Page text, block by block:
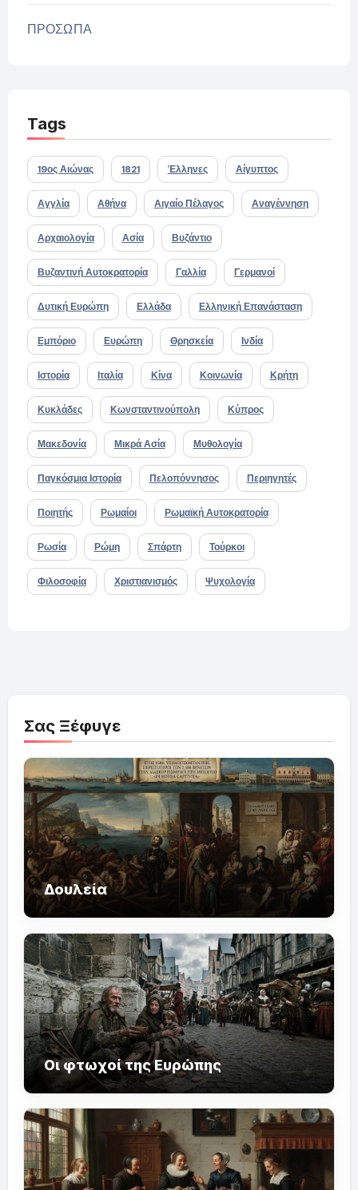
ΠΡΟΣΩΠΑ
Tags
19ος Αιώνας 1821 Έλληνες Αίγυπτος
Αγγλία Αθήνα Αιγαίο Πέλαγος Αναγέννηση
Αρχαιολογία Ασία Βυζάντιο
Βυζαντινή Αυτοκρατορία Γαλλία Γερμανοί
Δυτική Ευρώπη Ελλάδα Ελληνική Επανάσταση
Εμπόριο Ευρώπη Θρησκεία Ινδία
Ιστορία Ιταλία Κίνα Κοινωνία Κρήτη
Κυκλάδες Κωνσταντινούπολη Κύπρος
Μακεδονία Μικρά Ασία Μυθολογία
Παγκόσμια Ιστορία Πελοπόννησος Περιηγητές
Ποιητής Ρωμαίοι Ρωμαϊκή Αυτοκρατορία
Ρωσία Ρώμη Σπάρτη Τούρκοι
Φιλοσοφία Χριστιανισμός Ψυχολογία
Σας Ξέφυγε
Δουλεία
Οι φτωχοί της Ευρώπης